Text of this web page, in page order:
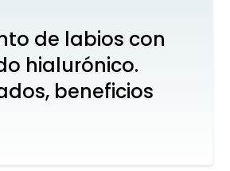
de labios con
hialurónico.
beneficios